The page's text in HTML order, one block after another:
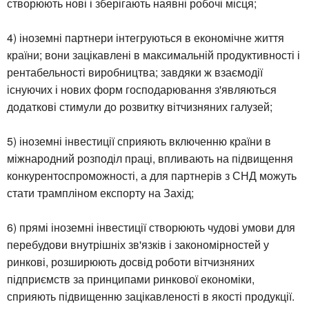
створюють нові і зберігають наявні робочі місця;
4) іноземні партнери інтегруються в економічне життя
країни; вони зацікавлені в максимальній продуктивності і
рентабельності виробництва; завдяки ж взаємодії
існуючих і нових форм господарювання з'являються
додаткові стимули до розвитку вітчизняних галузей;
5) іноземні інвестиції сприяють включенню країни в
міжнародний розподіл праці, впливають на підвищення
конкурентоспроможності, а для партнерів з СНД можуть
стати трампліном експорту на Захід;
6) прямі іноземні інвестиції створюють чудові умови для
перебудови внутрішніх зв'язків і закономірностей у
ринкові, розширюють досвід роботи вітчизняних
підприємств за принципами ринкової економіки,
сприяють підвищенню зацікавленості в якості продукції.